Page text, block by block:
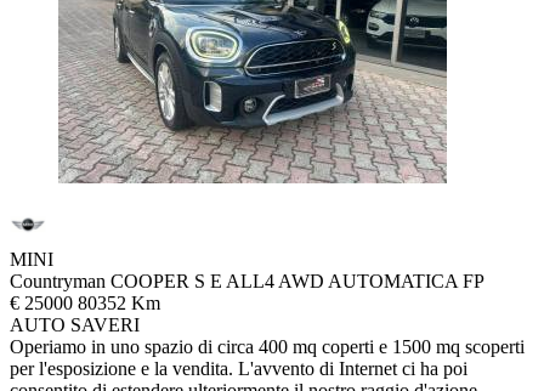
MINI
Countryman COOPER S E ALL4 AWD AUTOMATICA FP
€ 25000 80352 Km
AUTO SAVERI
Operiamo in uno spazio di circa 400 mq coperti e 1500 mq scoperti
per l'esposizione e la vendita. L'avvento di Internet ci ha poi